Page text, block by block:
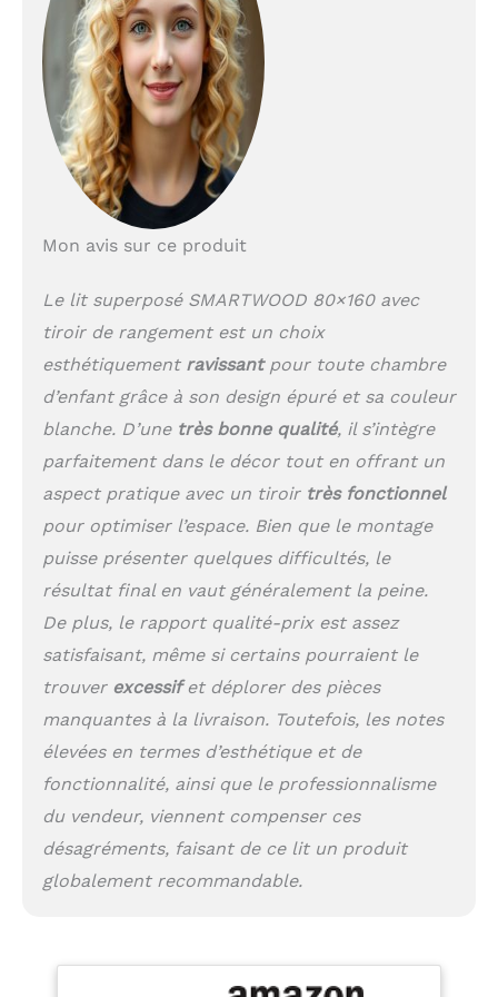
prix : assure une
répartition uniforme du
poids et un confort de
sommeil nettement
supérieur à celui des
sommiers classiques.
Le matelas ne fait pas
partie de l'ensemble.
Convient pour les
et jusqu'à 14 cm de
épaisseur de matelas
d'au moins 8 cm. Le
tiroir avec roues en
caoutchouc offre de
l'espace pour ranger la
literie, les jouets ou les
Les côtés intégrés à
l'intérieur servent de
guides, grâce auxquels
nous déplaçons
toujours le tiroir
uniformément. Les
dimensions de chaque
taille sont disponibles
dans la galerie et dans
les paramètres de
Montessori est fabriqué
selon les normes PN-
EN 716-1 + AC : 2019-07,
PN-EN 747-1 + A1:2015-
08, PN-EN 1725:2001.
Mon avis sur ce produit
Le lit superposé SMARTWOOD 80×160 avec
tiroir de rangement est un choix
esthétiquement ravissantpour toute chambre
d’enfant grâce à son design épuré et sa couleur
blanche. D’une très bonne qualité, il s’intègre
parfaitement dans le décor tout en offrant un
aspect pratique avec un tiroir très fonctionnel
pour optimiser l’espace. Bien que le montage
puisse présenter quelques difficultés, le
résultat final en vaut généralement la peine.
De plus, le rapport qualité-prix est assez
satisfaisant, même si certains pourraient le
trouver excessifet déplorer des pièces
manquantes à la livraison. Toutefois, les notes
élevées en termes d’esthétique et de
fonctionnalité, ainsi que le professionnalisme
du vendeur, viennent compenser ces
désagréments, faisant de ce lit un produit
globalement recommandable.